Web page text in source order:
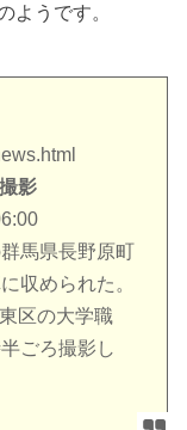
ようです。
影
馬県長野原町
収められた。
区の大学職
ごろ撮影し